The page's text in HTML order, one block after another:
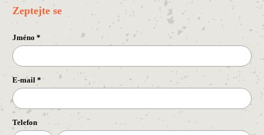
Zeptejte se
Jméno *
E-mail *
Telefon